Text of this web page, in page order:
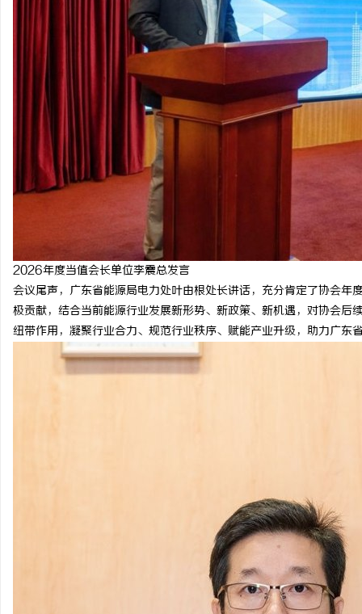
2026年度当值会长单位李震总发言
会议尾声，广东省能源局电力处叶由根处长讲话，充分肯定了协会
极贡献，结合当前能源行业发展新形势、新政策、新机遇，对协会
纽带作用，凝聚行业合力、规范行业秩序、赋能产业升级，助力广东